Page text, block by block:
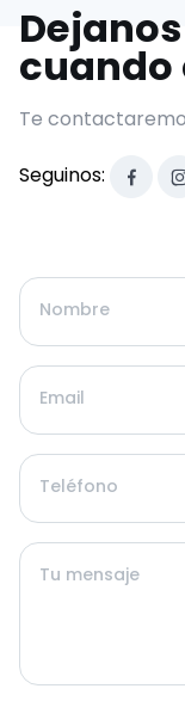
cuando
Te
Seguinos:
Nombre
Email
Teléfono
Tu mensaje